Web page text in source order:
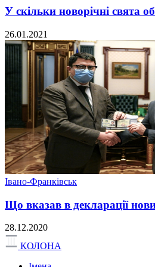
У скільки новорічні свята
26.01.2021
Івано-Франківськ
Що вказав в декларації
28.12.2020
КОЛОНА